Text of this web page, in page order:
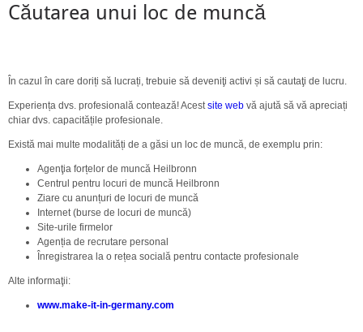
Căutarea unui loc de muncă
În cazul în care doriți să lucrați, trebuie să deveniţi activi și să cautaţi de lucru.
Experiența dvs. profesională contează! Acest site web vă ajută să vă apreciați
chiar dvs. capacitățile profesionale.
Există mai multe modalități de a găsi un loc de muncă, de exemplu prin:
Agenţia forțelor de muncă Heilbronn
Centrul pentru locuri de muncă Heilbronn
Ziare cu anunțuri de locuri de muncă
Internet (burse de locuri de muncă)
Site-urile firmelor
Agenția de recrutare personal
Înregistrarea la o rețea socială pentru contacte profesionale
Alte informaţii:
www.make-it-in-germany.com